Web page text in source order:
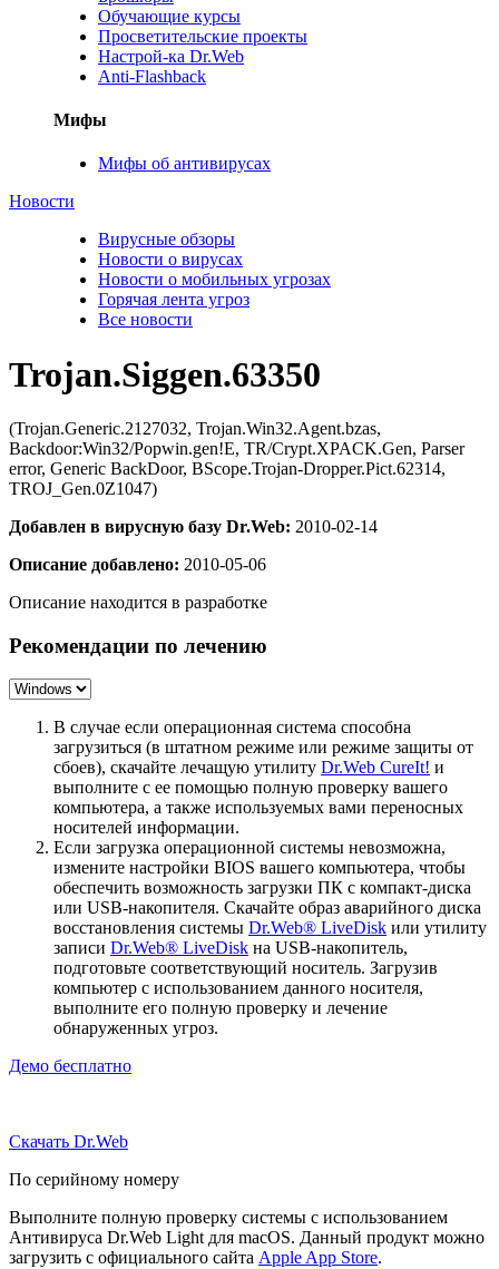
Обучающие курсы
Просветительские проекты
Настрой-ка Dr.Web
Anti-Flashback
Мифы
Мифы об антивирусах
Новости
Вирусные обзоры
Новости о вирусах
Новости о мобильных угрозах
Горячая лента угроз
Все новости
Trojan.Siggen.63350
(Trojan.Generic.2127032, Trojan.Win32.Agent.bzas,
Backdoor:Win32/Popwin.gen!E, TR/Crypt.XPACK.Gen, Parser
error, Generic BackDoor, BScope.Trojan-Dropper.Pict.62314,
TROJ_Gen.0Z1047)
Добавлен в вирусную базу Dr.Web: 2010-02-14
Описание добавлено: 2010-05-06
Описание находится в разработке
Рекомендации по лечению
В случае если операционная система способна
загрузиться (в штатном режиме или режиме защиты от
сбоев), скачайте лечащую утилиту Dr.Web CureIt! и
выполните с ее помощью полную проверку вашего
компьютера, а также используемых вами переносных
носителей информации.
Если загрузка операционной системы невозможна,
измените настройки BIOS вашего компьютера, чтобы
обеспечить возможность загрузки ПК с компакт-диска
или USB-накопителя. Скачайте образ аварийного диска
восстановления системы Dr.Web® LiveDisk или утилиту
записи Dr.Web® LiveDisk на USB-накопитель,
подготовьте соответствующий носитель. Загрузив
компьютер с использованием данного носителя,
выполните его полную проверку и лечение
обнаруженных угроз.
Демо бесплатно
Скачать Dr.Web
По серийному номеру
Выполните полную проверку системы с использованием
Антивируса Dr.Web Light для macOS. Данный продукт можно
загрузить с официального сайта Apple App Store.